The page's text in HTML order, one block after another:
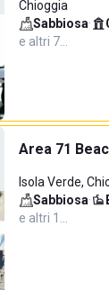
Chioggia
Sabbiosa·
e altri 7…
Area 71
Isola Verde,
Sabbiosa·
e altri 1…